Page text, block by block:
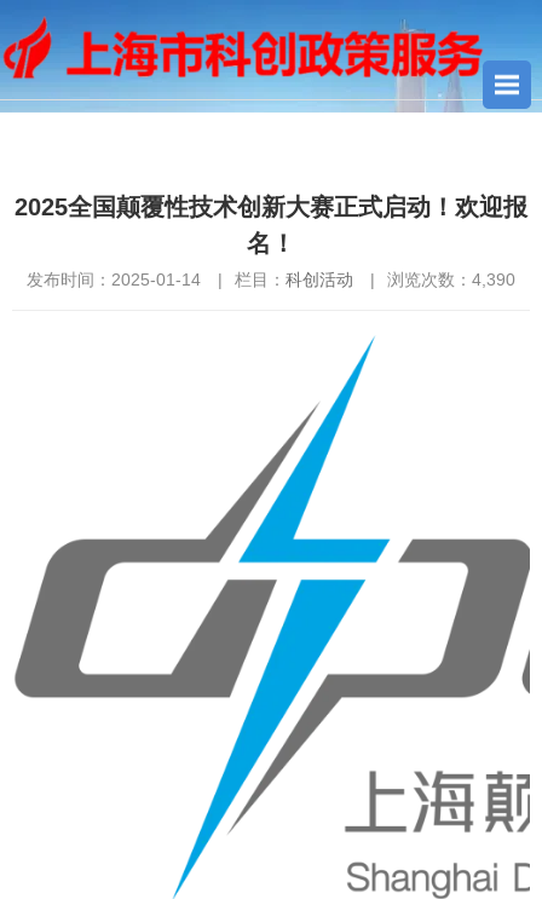
2025全国颠覆性技术创新大赛正式启动！欢迎报
名！
发布时间：2025-01-14 | 栏目： 科创活动 | 浏览次数： 4,390